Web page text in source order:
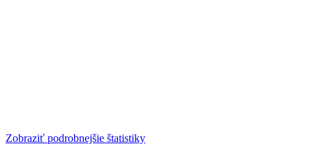
Zobraziť podrobnejšie štatistiky